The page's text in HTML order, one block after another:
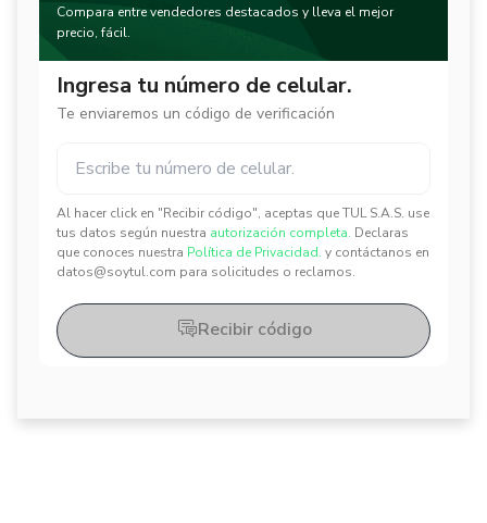
Compara entre vendedores destacados y lleva el mejor
precio, fácil.
Ingresa tu número de celular.
Te enviaremos un código de verificación
Al hacer click en "Recibir código", aceptas que TUL S.A.S. use
tus datos según nuestra autorización completa. Declaras
que conoces nuestra Política de Privacidad. y contáctanos en
datos@soytul.com para solicitudes o reclamos.
✕
✕
Recibir código